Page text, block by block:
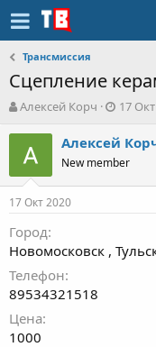
Трансмиссия
Сцепление
А
т
о
т
е
ы
Алексей Корч
Д
т
н
а
а
17
Алексей
New member
17 Окт 2020
Город
Новомосковск ,
Телефон
89534321518
Цена
1000